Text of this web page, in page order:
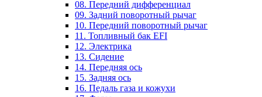
08. Передний дифференциал
09. Задний поворотный рычаг
10. Передний поворотный рычаг
11. Топливный бак EFI
12. Электрика
13. Сидение
14. Передняя ось
15. Задняя ось
16. Педаль газа и кожухи